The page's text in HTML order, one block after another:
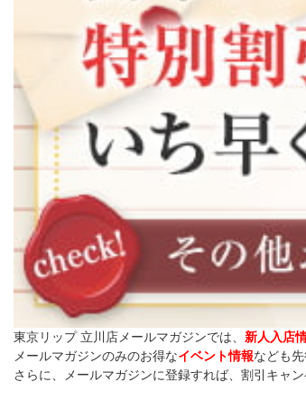
東京リップ 立川店メールマガジンでは、 新人入店
メールマガジンのみのお得なイベント情報なども
さらに、メールマガジンに登録すれば、割引キャン